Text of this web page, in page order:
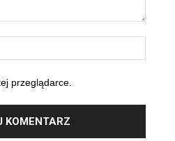
przeglądarce.